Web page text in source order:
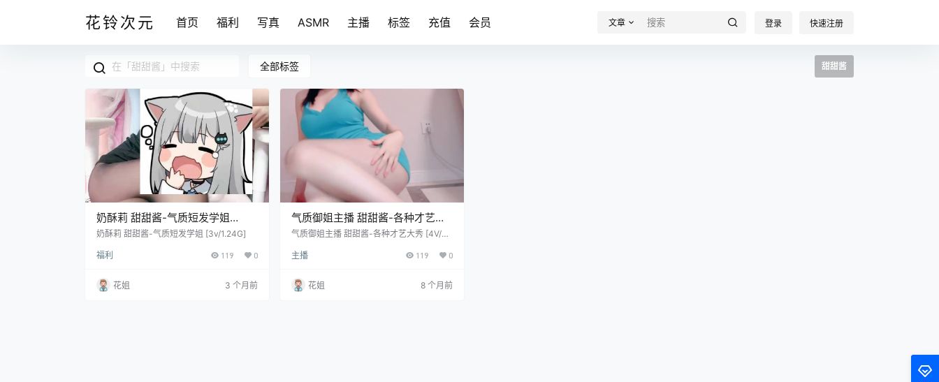
花铃次元 首页 福利 写真 ASMR 主播 标签 充值 会员 文章 登录 快速注册
全部标签 甜甜酱
奶酥莉 甜甜酱-气质短发学姐
[3v/1.24G]
奶酥莉 甜甜酱-气质短发学姐 [3v/1.24G]
福利 119 0
花姐 3 个月前
气质御姐主播 甜甜酱-各种才艺大
秀 [4V/3.44G]
气质御姐主播 甜甜酱-各种才艺大秀 [4V/3.
主播
119 0
花姐 8 个月前